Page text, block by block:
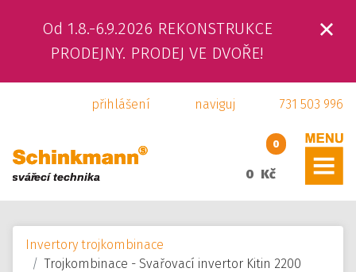
Od 1.8.-6.9.2026 REKONSTRUKCE
PRODEJNY. PRODEJ VE DVOŘE!
731 503 996
naviguj
přihlášení
0
0 Kč
ÚVOD
KAMENNÁ PRODEJNA
Invertory trojkombinace
Trojkombinace - Svařovací invertor Kitin 2200